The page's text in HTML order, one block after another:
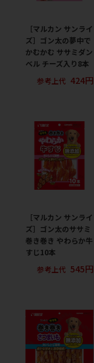
［マルカン サンライ
ズ］ゴン太の夢中で
かむかむ ササミダン
ベル チーズ入り8本
参考上代 424円
［マルカン サンライ
ズ］ゴン太のササミ
巻き巻き やわらか牛
すじ10本
参考上代 545円